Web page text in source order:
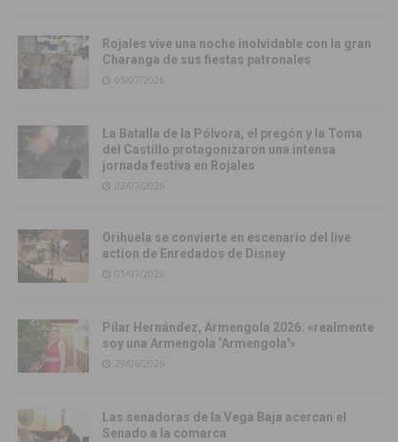
Rojales vive una noche inolvidable con la gran
Charanga de sus fiestas patronales
05/07/2026
La Batalla de la Pólvora, el pregón y la Toma
del Castillo protagonizaron una intensa
jornada festiva en Rojales
03/07/2026
Orihuela se convierte en escenario del live
action de Enredados de Disney
01/07/2026
Pilar Hernández, Armengola 2026: «realmente
soy una Armengola ‘Armengola'»
29/06/2026
Las senadoras de la Vega Baja acercan el
Senado a la comarca